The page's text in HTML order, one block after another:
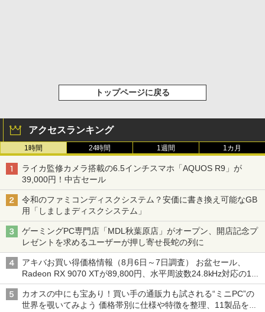
トップページに戻る
アクセスランキング
1時間 24時間 1週間 1カ月
ライカ監修カメラ搭載の6.5インチスマホ「AQUOS R9」が
39,000円！中古セール
令和のファミコンディスクシステム？安価に書き換え可能なGB
用「しましまディスクシステム」
ゲーミングPC専門店「MDL秋葉原店」がオープン、開店記念プ
レゼントを求めるユーザーが押し寄せ長蛇の列に
アキバお買い得価格情報（8月6日～7日調査） お盆セール、
Radeon RX 9070 XTが89,800円、水平周波数24.8kHz対応の17
型モニターが9,801円、暑さ指数連動セール ほか
カオスの中にも宝あり！買い手の通販力も試される“ミニPC”の
世界を覗いてみよう 価格帯別に仕様や特徴を整理、11製品をピ